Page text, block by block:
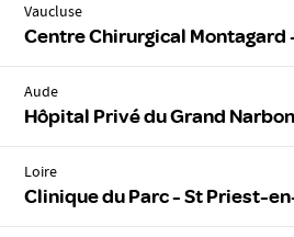
Vaucluse
Centre Chirurgical Montagard
Aude
Hôpital Privé du Grand
Loire
Clinique du Parc - St Priest-